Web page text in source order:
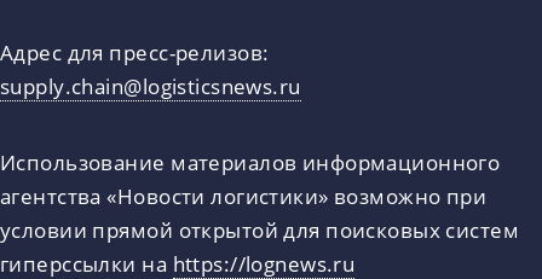
Адрес для пресс-релизов:
supply.chain@logisticsnews.ru
Использование материалов информационного
агентства «Новости логистики» возможно при
условии прямой открытой для поисковых систем
гиперссылки на https://lognews.ru